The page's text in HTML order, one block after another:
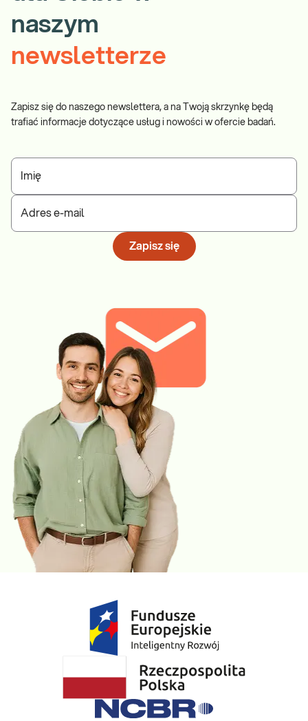
naszym
newsletterze
Zapisz się do naszego newslettera, a na Twoją skrzynkę będą
trafiać informacje dotyczące usług i nowości w ofercie badań.
Imię
Adres e-mail
Zapisz się